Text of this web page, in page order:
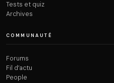
Tests et quiz
Archives
COMMUNAUTÉ
Forums
Fil d’actu
People